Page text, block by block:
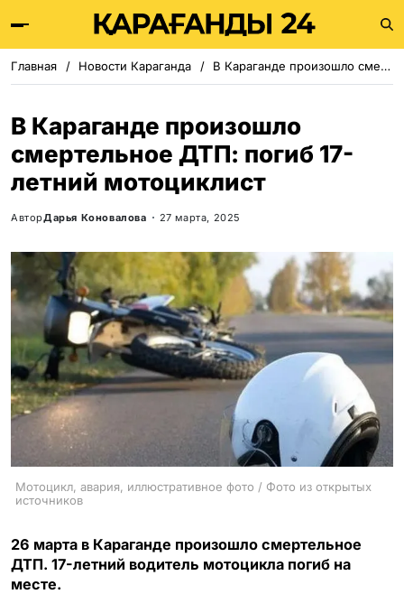
Главная Новости Караганда В Караганде произошло смертельное ДТП: погиб 17-летний мотоциклист
В Караганде произошло
смертельное ДТП: погиб 17-
летний мотоциклист
АвторДарья Коновалова 27 марта, 2025
Мотоцикл, авария, иллюстративное фото / Фото из открытых
источников
26 марта в Караганде произошло смертельное
ДТП. 17-летний водитель мотоцикла погиб на
месте.